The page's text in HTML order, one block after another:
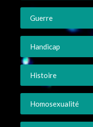
Guerre
Handicap
Histoire
Homosexualité